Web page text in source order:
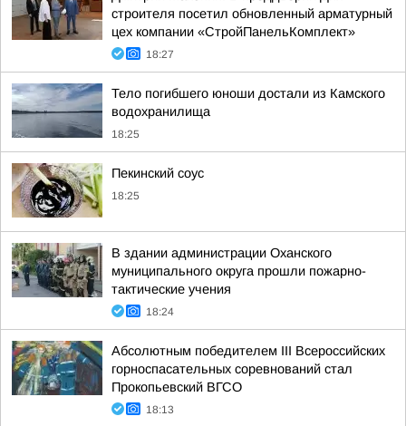
строителя посетил обновленный арматурный
цех компании «СтройПанельКомплект»
18:27
Тело погибшего юноши достали из Камского
водохранилища
18:25
Пекинский соус
18:25
В здании администрации Оханского
муниципального округа прошли пожарно-
тактические учения
18:24
Абсолютным победителем III Всероссийских
горноспасательных соревнований стал
Прокопьевский ВГСО
18:13